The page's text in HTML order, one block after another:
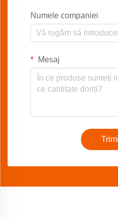
Numele companiei
Mesaj